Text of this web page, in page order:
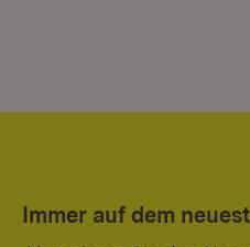
Immer auf dem